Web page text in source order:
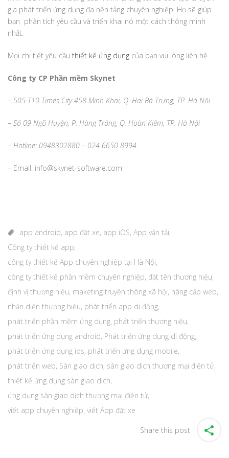
gia phát triển ứng dụng đa nền tảng chuyên nghiệp. Họ sẽ giúp
bạn phân tích yêu cầu và triển khai nó một cách thông minh
nhất.
Mọi chi tiết yêu cầu thiết kế ứng dụng của bạn vui lòng liên hệ
Công ty CP Phần mềm Skynet
– 505-T10 Times City 458 Minh Khai, Q. Hai Bà Trưng, TP. Hà Nội
– Số 09 Ngõ Huyện, P. Hàng Trống, Q. Hoàn Kiếm, TP. Hà Nội
– Hotline: 0948302880 – 024 6650 8994
– Email: info@skynet-software.com
app android, app đặt xe, app iOS, App vận tải,
Công ty thiết kế app,
công ty thiết kế App chuyên nghiệp tại Hà Nội,
công ty thiết kế phần mềm chuyên nghiệp, đặt tên thương hiệu,
định vị thương hiệu, maketing truyền thông xã hội, nâng cấp web,
nhận diện thương hiệu, phát triển app di động,
phát triển phần mềm ứng dụng, phát triển thương hiệu,
phát triển ứng dụng android, Phát triển ứng dụng di động,
phát triển ứng dụng ios, phát triển ứng dụng mobile,
phát triển web, Sàn giao dịch, sàn giao dịch thương mại điện tử,
thiết kế ứng dụng sàn giao dịch,
ứng dụng sàn giao dịch thương mại điện tử,
viết app chuyên nghiệp, viết App đặt xe
Share this post